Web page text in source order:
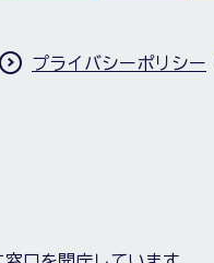
プライバシーポリシー